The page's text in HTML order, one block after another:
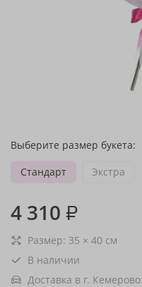
Выберите размер букета:
Стандарт
Экстра
4 310 ₽
Размер: 35 × 40 см
В наличии
Доставка в г. Кемерово: